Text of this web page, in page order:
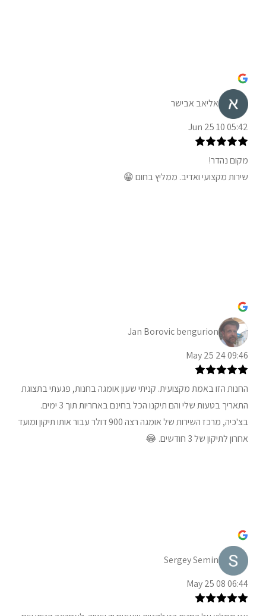
אליאב אבישר
05:42 10 Jun 25
מקום נהדר!
שירות מקצועי ואדיב. ממליץ בחום 😁
Jan Borovic bengurion
09:46 24 May 25
החנות הזו באמת מקצועית. קניתי שעון אומגה בחנות, פגעתי בתצוגת
התאריך בטעות שלי והם תיקנו הכל בחינם באחריות תוך 3 ימים.
בצ'כיה, מרכז השירות של אומגה רצה 900 דולר עבור אותו תיקון ומועד
אחרון לתיקון של 3 חודשים. 😂
Sergey Semin
06:44 08 May 25